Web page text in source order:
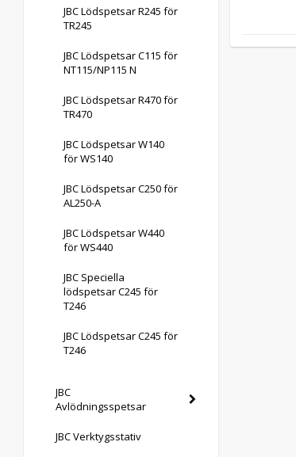
JBC Lödspetsar R245 för
TR245
JBC Lödspetsar C115 för
NT115/NP115 N
JBC Lödspetsar R470 för
TR470
JBC Lödspetsar W140
för WS140
JBC Lödspetsar C250 för
AL250-A
JBC Lödspetsar W440
för WS440
JBC Speciella
lödspetsar C245 för
T246
JBC Lödspetsar C245 för
T246
JBC
Avlödningsspetsar
JBC Verktygsstativ